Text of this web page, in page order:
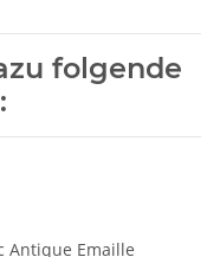
folgende